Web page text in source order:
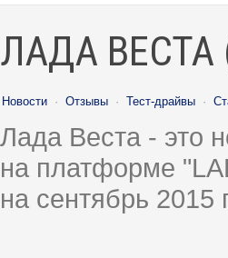
ЛАДА ВЕСТА
Новости · Отзывы · Тест-драйвы ·
Лада Веста - это
на платформе
на сентябрь